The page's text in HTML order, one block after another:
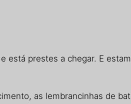
prestes a chegar. E
as lembrancinhas de